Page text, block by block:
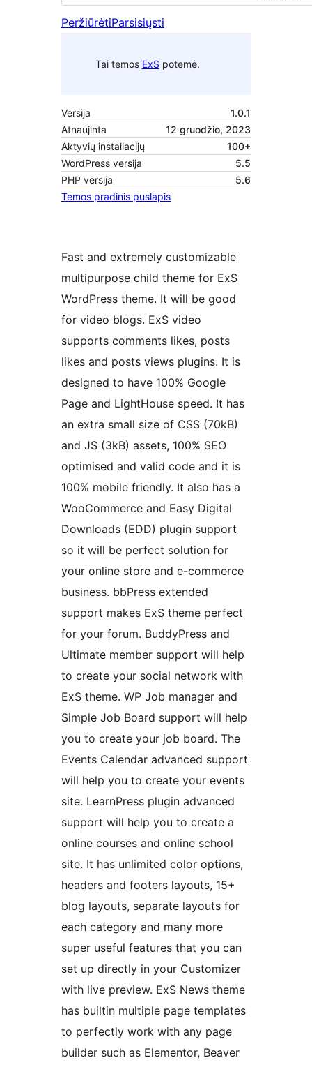
PeržiūrėtiParsisiųsti
Tai temos ExS potemė.
Versija
1.0.1
Atnaujinta
12 gruodžio, 2023
Aktyvių instaliacijų
100+
WordPress versija
5.5
PHP versija
5.6
Temos pradinis puslapis
Fast and extremely customizable
multipurpose child theme for ExS
WordPress theme. It will be good
for video blogs. ExS video
supports comments likes, posts
likes and posts views plugins. It is
designed to have 100% Google
Page and LightHouse speed. It has
an extra small size of CSS (70kB)
and JS (3kB) assets, 100% SEO
optimised and valid code and it is
100% mobile friendly. It also has a
WooCommerce and Easy Digital
Downloads (EDD) plugin support
so it will be perfect solution for
your online store and e-commerce
business. bbPress extended
support makes ExS theme perfect
for your forum. BuddyPress and
Ultimate member support will help
to create your social network with
ExS theme. WP Job manager and
Simple Job Board support will help
you to create your job board. The
Events Calendar advanced support
will help you to create your events
site. LearnPress plugin advanced
support will help you to create a
online courses and online school
site. It has unlimited color options,
headers and footers layouts, 15+
blog layouts, separate layouts for
each category and many more
super useful features that you can
set up directly in your Customizer
with live preview. ExS News theme
has builtin multiple page templates
to perfectly work with any page
builder such as Elementor, Beaver